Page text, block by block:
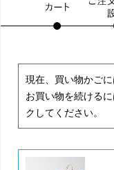
現在、買い物かごに
お買い物を続ける
クしてください。